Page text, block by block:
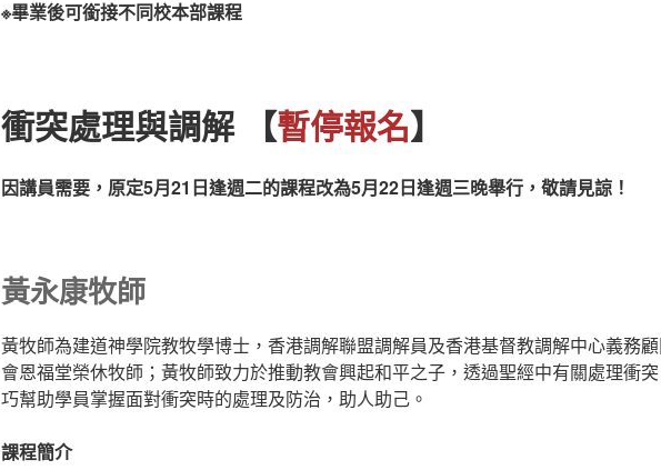
※畢業後可銜接不同校本部課程
衝突處理與調解 【暫停報名】
因講員需要，原定5月21日逢週二的課程改為5月22日逢週三晚舉行，敬請見諒！
黃永康牧師
黃牧師為建道神學院教牧學博士，香港調解聯盟調解員及香港基督教調解中心義務
會恩福堂榮休牧師；黃牧師致力於推動教會興起和平之子，透過聖經中有關處理衝
巧幫助學員掌握面對衝突時的處理及防治，助人助己。
課程簡介